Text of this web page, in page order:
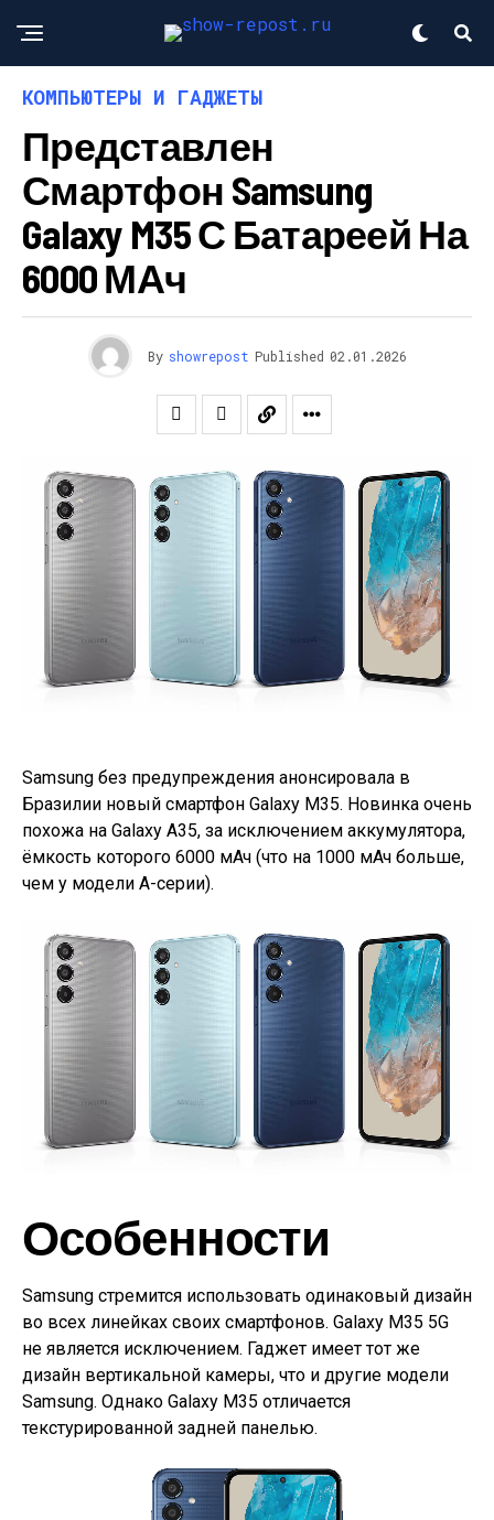
КОМПЬЮТЕРЫ И ГАДЖЕТЫ
Представлен
Смартфон Samsung
Galaxy M35 С Батареей На
6000 МАч
By showrepost Published 02.01.2026
Samsung без предупреждения анонсировала в
Бразилии новый смартфон Galaxy M35. Новинка очень
похожа на Galaxy A35, за исключением аккумулятора,
ёмкость которого 6000 мАч (что на 1000 мАч больше,
чем у модели А-серии).
Особенности
Samsung стремится использовать одинаковый дизайн
во всех линейках своих смартфонов. Galaxy M35 5G
не является исключением. Гаджет имеет тот же
дизайн вертикальной камеры, что и другие модели
Samsung. Однако Galaxy M35 отличается
текстурированной задней панелью.